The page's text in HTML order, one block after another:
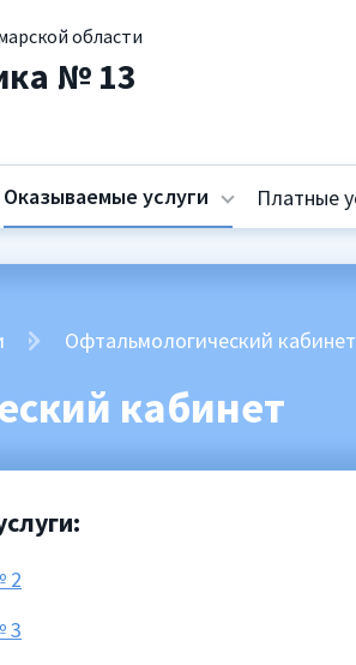
области
№ 13
Оказываемые услуги Платные
Офтальмологический кабинет
кабинет
2
3